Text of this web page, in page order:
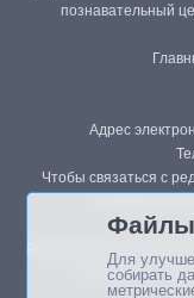
познавательный
Адрес
Чтобы связаться с
Републикация
возможна
Файлы
Для
собирать